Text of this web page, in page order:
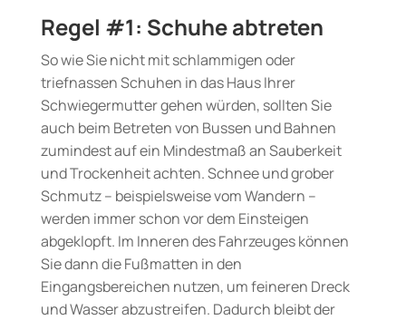
Regel #1: Schuhe abtreten
So wie Sie nicht mit schlammigen oder
triefnassen Schuhen in das Haus Ihrer
Schwiegermutter gehen würden, sollten Sie
auch beim Betreten von Bussen und Bahnen
zumindest auf ein Mindestmaß an Sauberkeit
und Trockenheit achten. Schnee und grober
Schmutz – beispielsweise vom Wandern –
werden immer schon vor dem Einsteigen
abgeklopft. Im Inneren des Fahrzeuges können
Sie dann die Fußmatten in den
Eingangsbereichen nutzen, um feineren Dreck
und Wasser abzustreifen. Dadurch bleibt der